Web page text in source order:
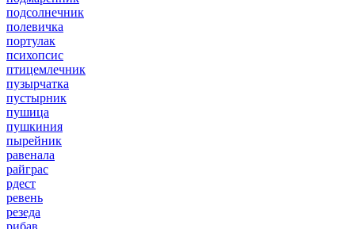
подсолнечник
полевичка
портулак
психопсис
птицемлечник
пузырчатка
пустырник
пушица
пушкиния
пырейник
равенала
райграс
рдест
ревень
резеда
рибав